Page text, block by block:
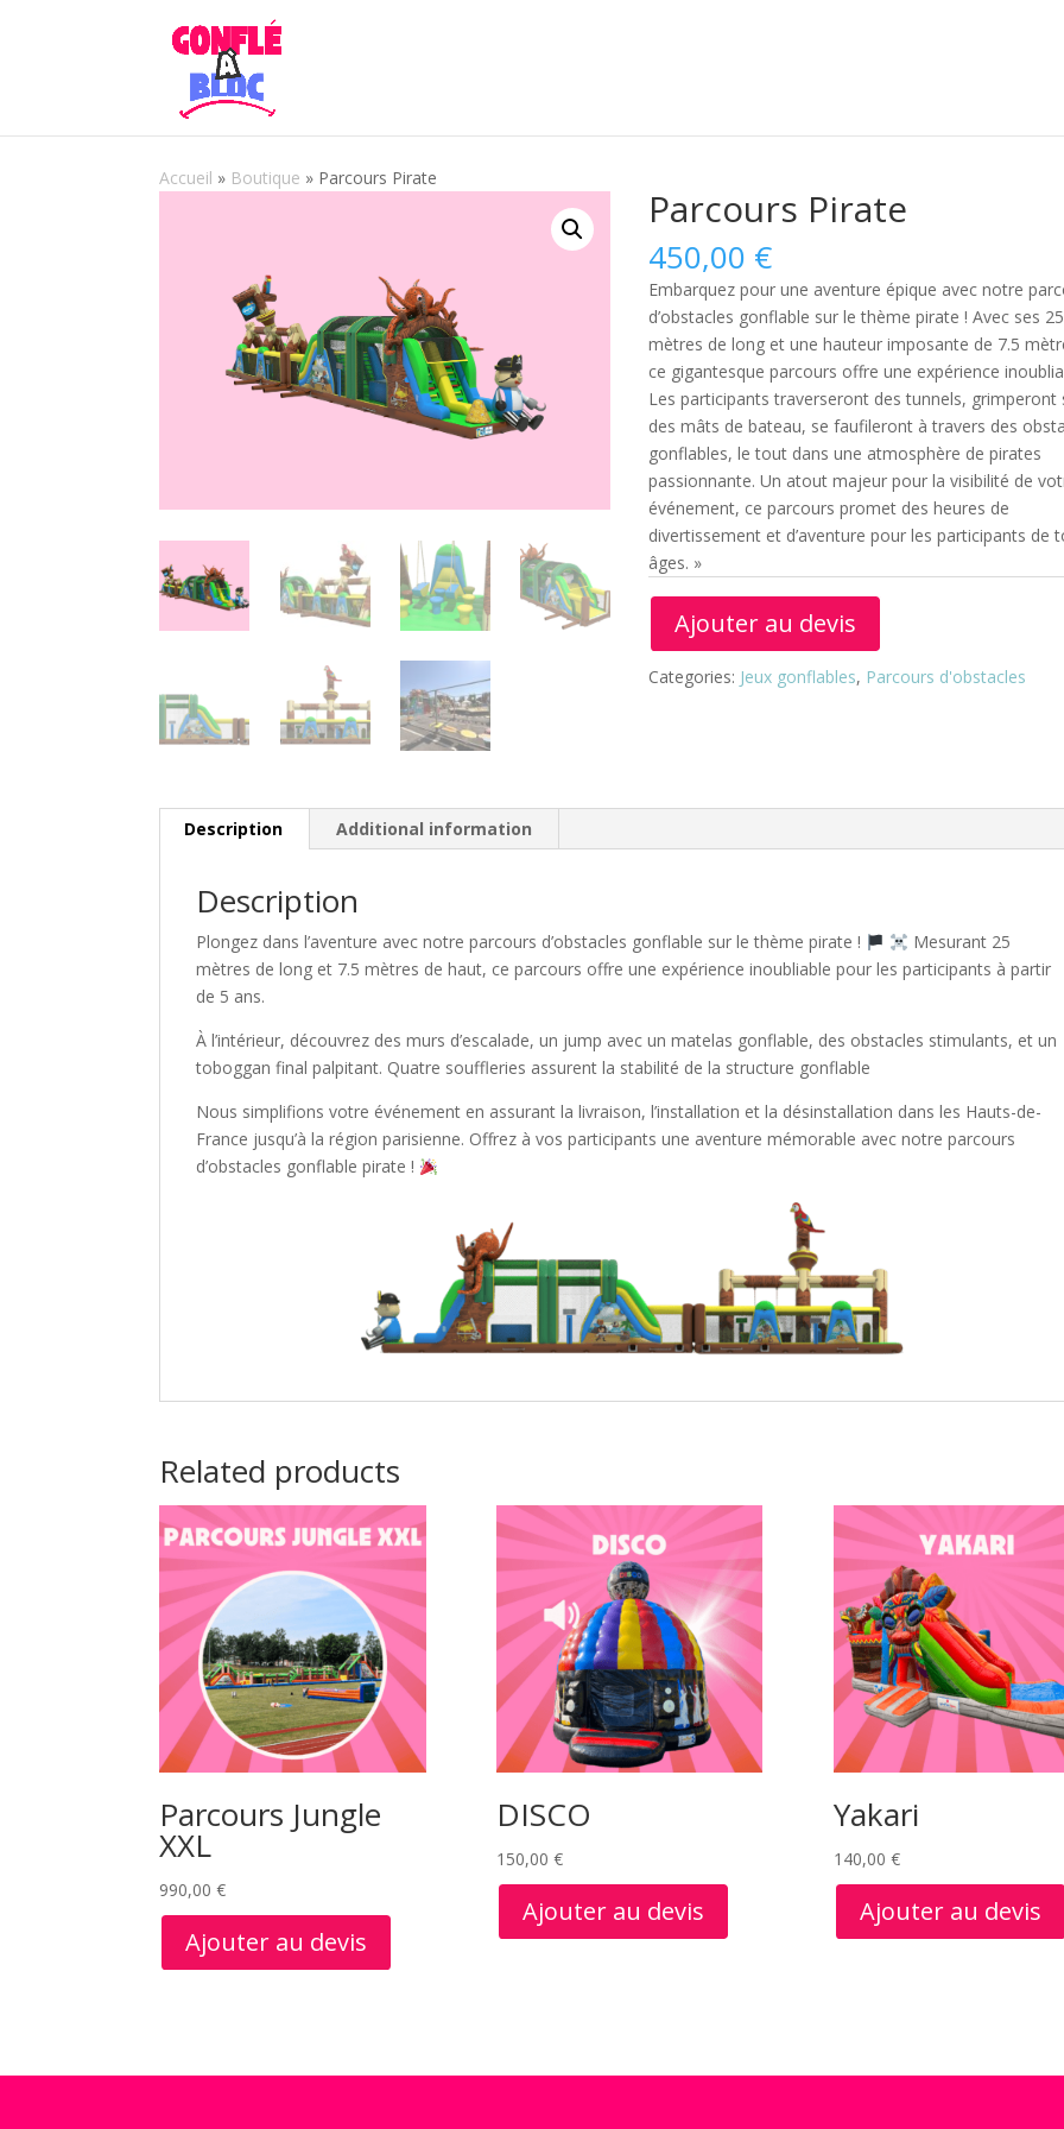
Accueil » Boutique » Parcours Pirate
Parcours Pirate
450,00 €
Embarquez pour une aventure épique avec notre
d’obstacles gonflable sur le thème pirate ! Avec ses 25
mètres de long et une hauteur imposante de 7.5
ce gigantesque parcours offre une expérience
Les participants traverseront des tunnels, grimperont
des mâts de bateau, se faufileront à travers des
gonflables, le tout dans une atmosphère de pirates
passionnante. Un atout majeur pour la visibilité de
événement, ce parcours promet des heures de
divertissement et d’aventure pour les participants de
âges. »
Ajouter au devis
Categories: Jeux gonflables, Parcours d'obstacles
Description Additional information
Description
Plongez dans l’aventure avec notre parcours d’obstacles gonflable sur le thème pirate !
Mesurant 25
mètres de long et 7.5 mètres de haut, ce parcours offre une expérience inoubliable pour les participants à partir
de 5 ans.
À l’intérieur, découvrez des murs d’escalade, un jump avec un matelas gonflable, des obstacles stimulants, et un
toboggan final palpitant. Quatre souffleries assurent la stabilité de la structure gonflable
Nous simplifions votre événement en assurant la livraison, l’installation et la désinstallation dans les Hauts-de-
France jusqu’à la région parisienne. Offrez à vos participants une aventure mémorable avec notre parcours
d’obstacles gonflable pirate !
Related products
Parcours Jungle
XXL
990,00€
Ajouter au devis
DISCO
150,00 €
Ajouter au devis
Yakari
140,00 €
Ajouter au devis